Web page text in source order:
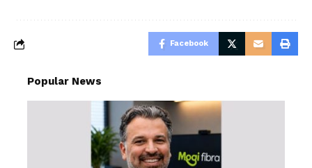
Facebook
Popular News